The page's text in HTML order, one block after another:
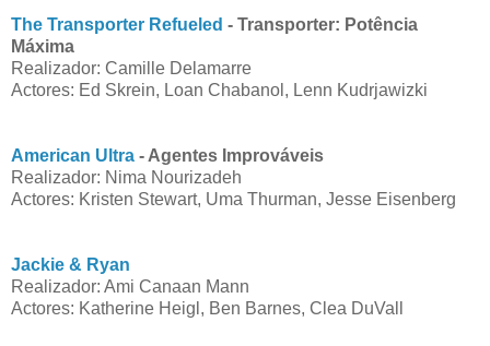
The Transporter Refueled - Transporter: Potência
Máxima
Realizador: Camille Delamarre
Actores: Ed Skrein, Loan Chabanol, Lenn Kudrjawizki
American Ultra - Agentes Improváveis
Realizador: Nima Nourizadeh
Actores: Kristen Stewart, Uma Thurman, Jesse Eisenberg
Jackie & Ryan
Realizador: Ami Canaan Mann
Actores: Katherine Heigl, Ben Barnes, Clea DuVall